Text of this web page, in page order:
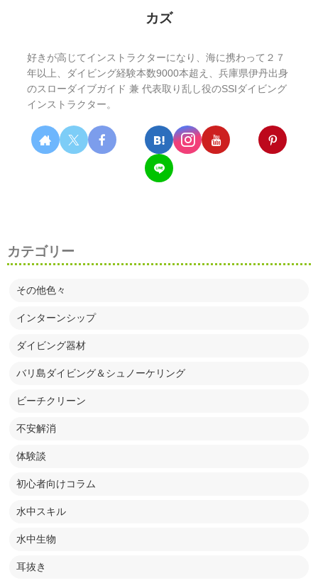
カズ
好きが高じてインストラクターになり、海に携わって２７
年以上、ダイビング経験本数9000本超え、兵庫県伊丹出身
のスローダイブガイド 兼 代表取り乱し役のSSIダイビング
インストラクター。
カテゴリー
その他色々
インターンシップ
ダイビング器材
バリ島ダイビング＆シュノーケリング
ビーチクリーン
不安解消
体験談
初心者向けコラム
水中スキル
水中生物
耳抜き